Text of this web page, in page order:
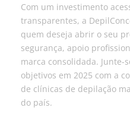
Com um investimento
transparentes, a
quem deseja abrir o seu
segurança, apoio
marca consolidada. Junte-
objetivos em 2025 com a
de clínicas de depilação
do país.